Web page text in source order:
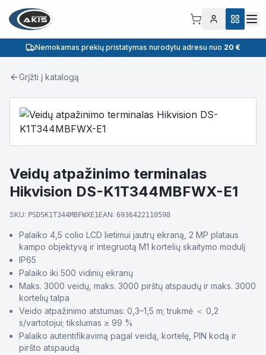
Nemokamas prekių pristatymas nurodytu adresu nuo 20 €
Grįžti į katalogą
Veidų atpažinimo terminalas
Hikvision DS-K1T344MBFWX-E1
SKU: PSDSK1T344MBFWXE1EAN: 6936422110598
Palaiko 4,5 colio LCD lietimui jautrų ekraną, 2 MP plataus
kampo objektyvą ir integruotą M1 kortelių skaitymo modulį
IP65
Palaiko iki 500 vidinių ekranų
Maks. 3000 veidų, maks. 3000 pirštų atspaudų ir maks. 3000
kortelių talpa
Veido atpažinimo atstumas: 0,3–1,5 m; trukmė ＜ 0,2
s/vartotojui; tikslumas ≥ 99 %
Palaiko autentifikavimą pagal veidą, kortelę, PIN kodą ir
piršto atspaudą